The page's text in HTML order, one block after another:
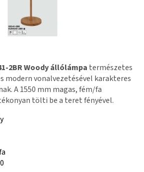
2BR Woody állólámpa természetes
modern vonalvezetésével karakteres
A 1550 mm magas, fém/fa
tölti be a teret fényével.